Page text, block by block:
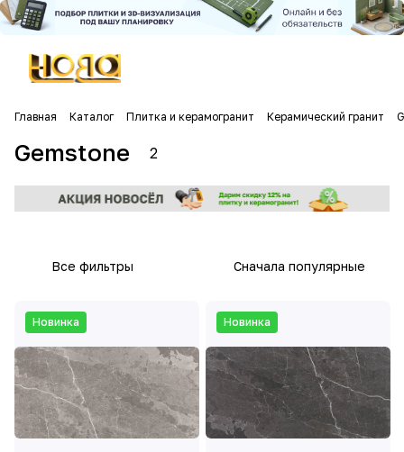
Главная Каталог Плитка и керамогранит Керамический гранит
Gemstone 2
Все фильтры Сначала популярные
Новинка Новинка